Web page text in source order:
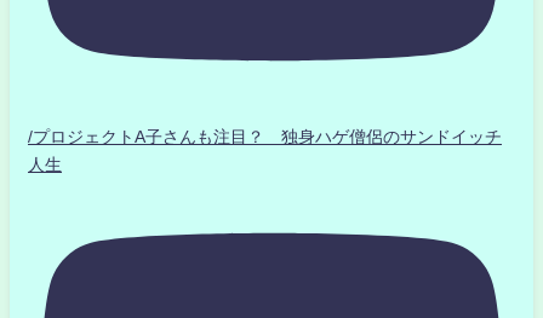
/プロジェクトA子さんも注目？ 独身ハゲ僧侶のサンドイッチ
人生